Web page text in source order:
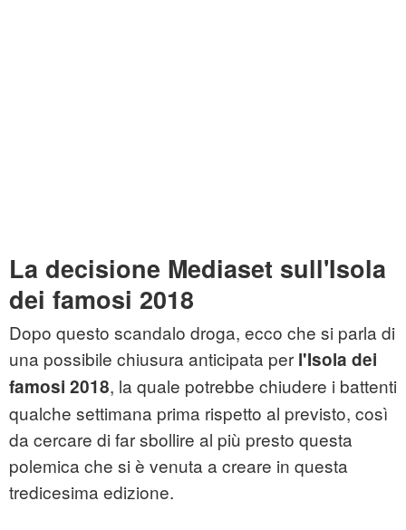
La decisione Mediaset sull'Isola
dei famosi 2018
Dopo questo scandalo droga, ecco che si parla di
una possibile chiusura anticipata per l'Isola dei
famosi 2018, la quale potrebbe chiudere i battenti
qualche settimana prima rispetto al previsto, così
da cercare di far sbollire al più presto questa
polemica che si è venuta a creare in questa
tredicesima edizione.